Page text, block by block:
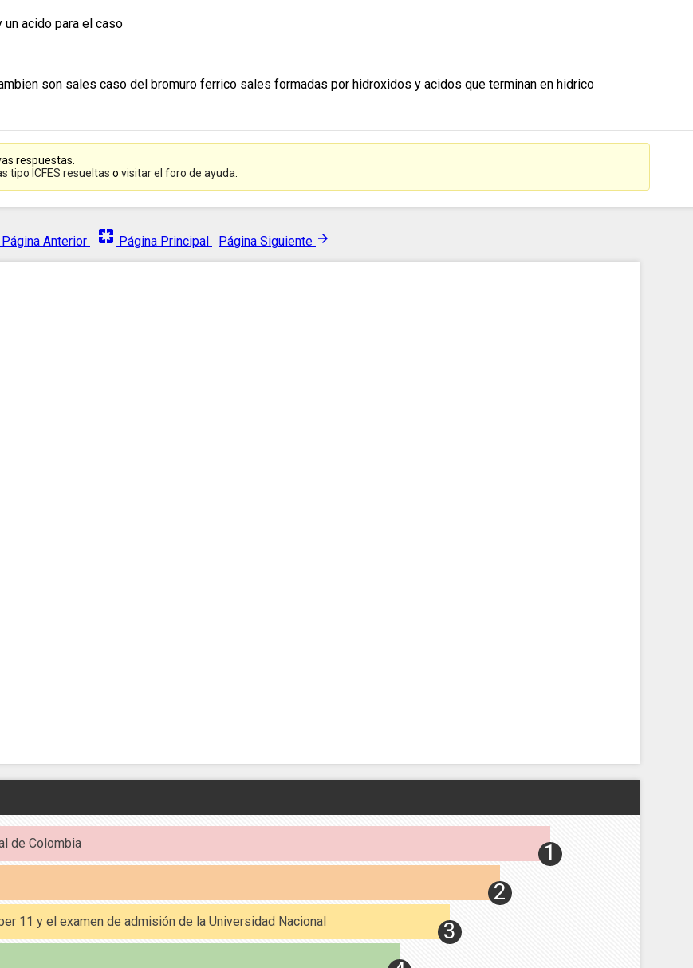
acido para el caso
son sales caso del bromuro ferrico sales formadas por hidroxidos y acidos que terminan en hidrico
respuestas.
tipo ICFES resueltas o visitar el foro de ayuda
Página Anterior pages Página Principal Página Siguiente arrow_forward
de Colombia
11 y el examen de admisión de la Universidad Nacional